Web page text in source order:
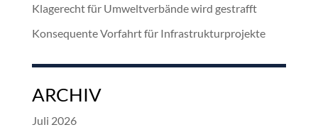
Klagerecht für Umweltverbände wird gestrafft
Konsequente Vorfahrt für Infrastrukturprojekte
ARCHIV
Juli 2026